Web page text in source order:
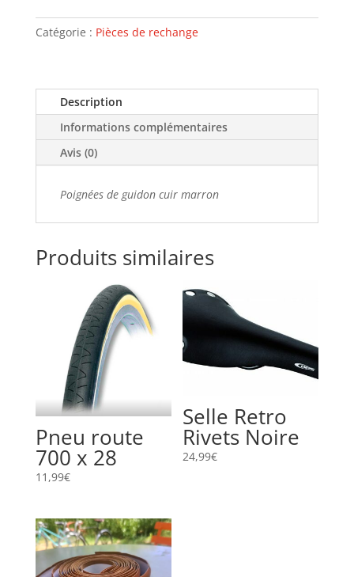
Noir
Catégorie : Pièces de rechange
Description
Informations complémentaires
Avis (0)
Poignées de guidon cuir marron
Produits similaires
Pneu route
700 x 28
11,99€
Selle Retro
Rivets Noire
24,99€